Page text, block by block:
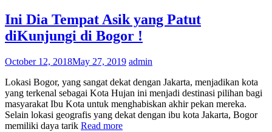
Ini Dia Tempat Asik yang Patut
diKunjungi di Bogor !
October 12, 2018May 27, 2019 admin
Lokasi Bogor, yang sangat dekat dengan Jakarta, menjadikan kota
yang terkenal sebagai Kota Hujan ini menjadi destinasi pilihan bagi
masyarakat Ibu Kota untuk menghabiskan akhir pekan mereka.
Selain lokasi geografis yang dekat dengan ibu kota Jakarta, Bogor
memiliki daya tarik Read more